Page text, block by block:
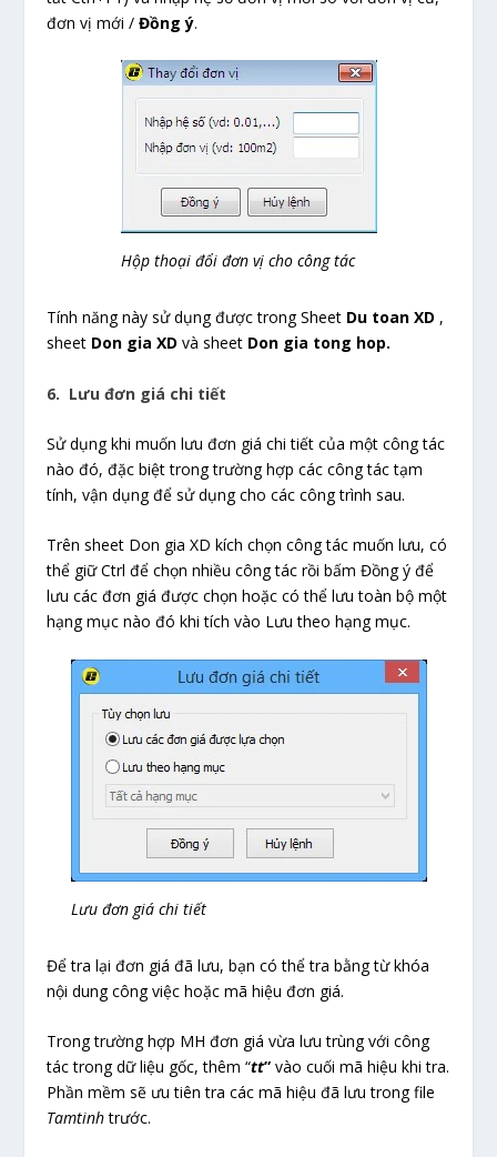
đơn vị mới /Đồng ý.
Hộp thoại đổi đơn vị cho công tác
Tính năng này sử dụng được trong Sheet Du toan XD ,
sheet Don gia XD và sheet Don gia tong hop.
6. Lưu đơn giá chi tiết
Sử dụng khi muốn lưu đơn giá chi tiết của một công tác
nào đó, đặc biệt trong trường hợp các công tác tạm
tính, vận dụng để sử dụng cho các công trình sau.
Trên sheet Don gia XD kích chọn công tác muốn lưu, có
thể giữ Ctrl để chọn nhiều công tác rồi bấm Đồng ý để
lưu các đơn giá được chọn hoặc có thể lưu toàn bộ một
hạng mục nào đó khi tích vào Lưu theo hạng mục.
Lưu đơn giá chi tiết
Để tra lại đơn giá đã lưu, bạn có thể tra bằng từ khóa
nội dung công việc hoặc mã hiệu đơn giá.
Trong trường hợp MH đơn giá vừa lưu trùng với công
tác trong dữ liệu gốc, thêm “tt” vào cuối mã hiệu khi tra.
Phần mềm sẽ ưu tiên tra các mã hiệu đã lưu trong file
Tamtinhtrước.